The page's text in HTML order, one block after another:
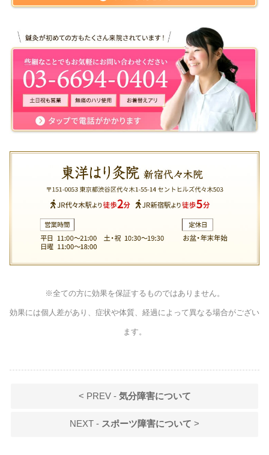
※全ての方に効果を保証するものではありません。
効果には個人差があり、症状や体質、経過によって異なる場合がござい
ます。
< PREV - 気分障害について
NEXT - スポーツ障害について >